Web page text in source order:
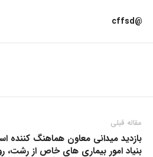
@cffsd
مقاله قبلی
بازدید میدانی معاون هماهنگ کننده
بنیاد امور بیماری های خاص از رشت،